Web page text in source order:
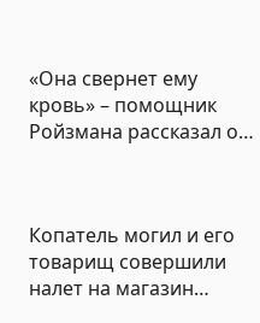
«Она свернет ему
кровь» – помощник
Ройзмана рассказал о
Копатель могил и его
товарищ совершили
налет на магазин